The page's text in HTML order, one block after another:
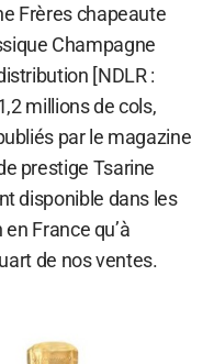
Frères chapeaute
Champagne
[NDLR :
millions de cols,
par le magazine
prestige Tsarine
disponible dans les
France qu’à
de nos ventes.